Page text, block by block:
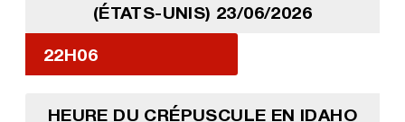
(ÉTATS-UNIS) 23/06/2026
22H06
HEURE DU CRÉPUSCULE EN IDAHO